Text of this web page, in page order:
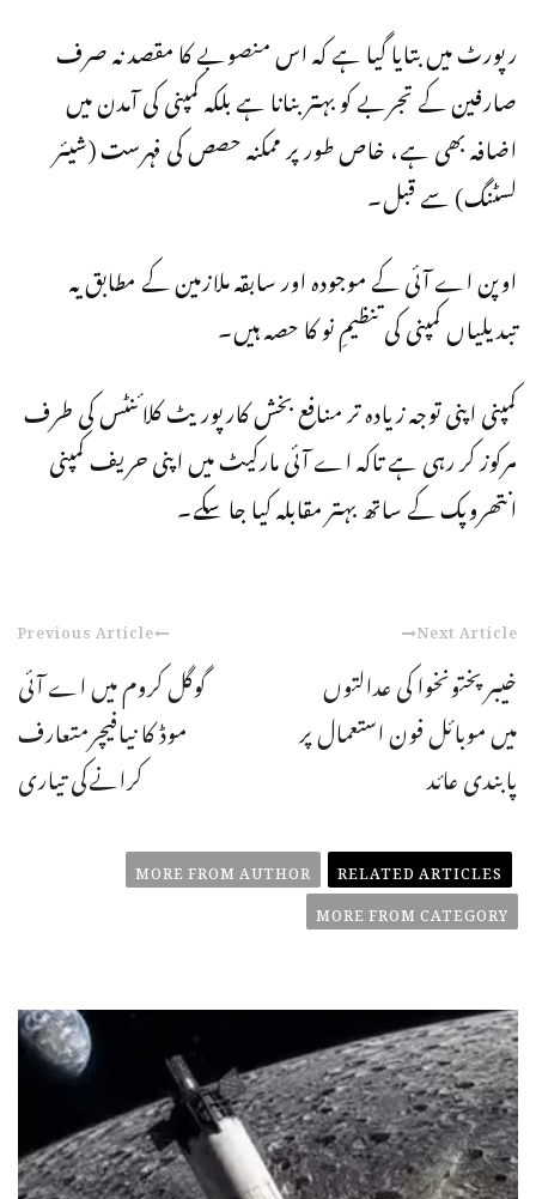
رپورٹ میں بتایا گیا ہے کہ اس منصوبے کا مقصد نہ صرف
صارفین کے تجربے کو بہتر بنانا ہے بلکہ کمپنی کی آمدن میں
اضافہ بھی ہے، خاص طور پر ممکنہ حصص کی فہرست (شیئر
لسٹنگ) سے قبل۔
اوپن اے آئی کے موجودہ اور سابقہ ملازمین کے مطابق یہ
تبدیلیاں کمپنی کی تنظیمِ نو کا حصہ ہیں۔
کمپنی اپنی توجہ زیادہ تر منافع بخش کارپوریٹ کلائنٹس کی طرف
مرکوز کر رہی ہے تاکہ اے آئی مارکیٹ میں اپنی حریف کمپنی
انتھروپک کے ساتھ بہتر مقابلہ کیا جا سکے۔
Previous Article
گوگل کروم میں اے آئی
موڈ کا نیافیچرمتعارف
کرانےکی تیاری
Next Article
خیبرپختونخوا کی عدالتوں
میں موبائل فون استعمال پر
پابندی عائد
RELATED ARTICLES
MORE FROM AUTHOR
MORE FROM CATEGORY